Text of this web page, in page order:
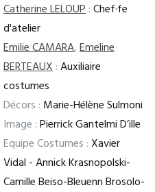
Catherine LELOUP:Chef·fe
d'atelier
Emilie CAMARA,Emeline
BERTEAUX:Auxiliaire
costumes
Décors : Marie-Hélène Sulmoni
Image :Pierrick Gantelmi D’ille
Equipe Costumes :Xavier
Vidal - Annick Krasnopolski-
Camille Beiso-Bleuenn Brosolo-